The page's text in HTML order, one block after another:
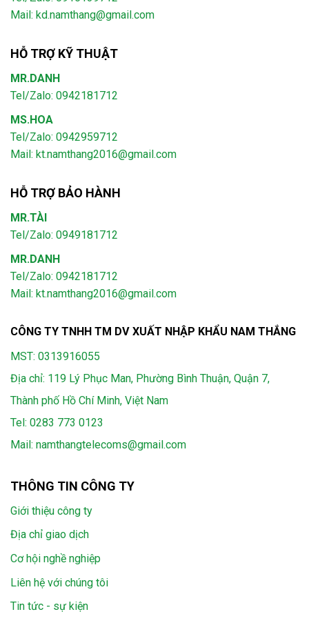
Mail: kd.namthang@gmail.com
HỖ TRỢ KỸ THUẬT
MR.DANH
Tel/Zalo: 0942181712
MS.HOA
Tel/Zalo: 0942959712
Mail: kt.namthang2016@gmail.com
HỖ TRỢ BẢO HÀNH
MR.TÀI
Tel/Zalo: 0949181712
MR.DANH
Tel/Zalo: 0942181712
Mail: kt.namthang2016@gmail.com
CÔNG TY TNHH TM DV XUẤT NHẬP KHẨU NAM THẮNG
MST: 0313916055
Địa chỉ: 119 Lý Phục Man, Phường Bình Thuận, Quận 7,
Thành phố Hồ Chí Minh, Việt Nam
Tel: 0283 773 0123
Mail: namthangtelecoms@gmail.com
THÔNG TIN CÔNG TY
Giới thiệu công ty
Địa chỉ giao dịch
Cơ hội nghề nghiệp
Liên hệ với chúng tôi
Tin tức - sự kiện